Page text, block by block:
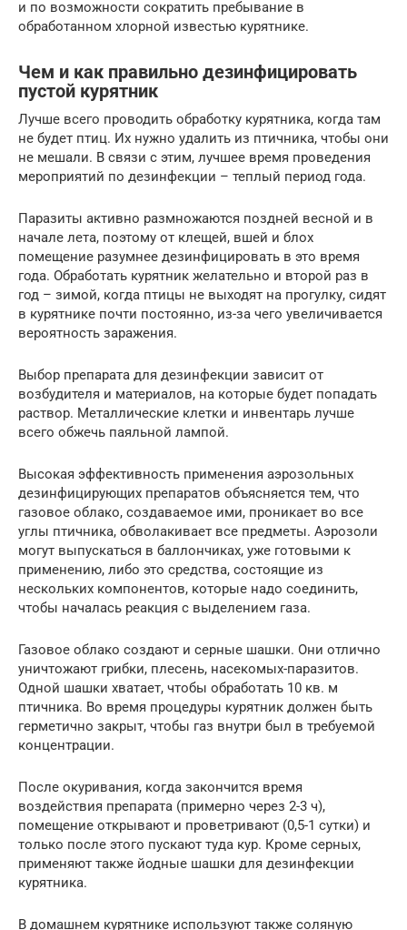
и по возможности сократить пребывание в
обработанном хлорной известью курятнике.
Чем и как правильно дезинфицировать
пустой курятник
Лучше всего проводить обработку курятника, когда там
не будет птиц. Их нужно удалить из птичника, чтобы они
не мешали. В связи с этим, лучшее время проведения
мероприятий по дезинфекции – теплый период года.
Паразиты активно размножаются поздней весной и в
начале лета, поэтому от клещей, вшей и блох
помещение разумнее дезинфицировать в это время
года. Обработать курятник желательно и второй раз в
год – зимой, когда птицы не выходят на прогулку, сидят
в курятнике почти постоянно, из-за чего увеличивается
вероятность заражения.
Выбор препарата для дезинфекции зависит от
возбудителя и материалов, на которые будет попадать
раствор. Металлические клетки и инвентарь лучше
всего обжечь паяльной лампой.
Высокая эффективность применения аэрозольных
дезинфицирующих препаратов объясняется тем, что
газовое облако, создаваемое ими, проникает во все
углы птичника, обволакивает все предметы. Аэрозоли
могут выпускаться в баллончиках, уже готовыми к
применению, либо это средства, состоящие из
нескольких компонентов, которые надо соединить,
чтобы началась реакция с выделением газа.
Газовое облако создают и серные шашки. Они отлично
уничтожают грибки, плесень, насекомых-паразитов.
Одной шашки хватает, чтобы обработать 10 кв. м
птичника. Во время процедуры курятник должен быть
герметично закрыт, чтобы газ внутри был в требуемой
концентрации.
После окуривания, когда закончится время
воздействия препарата (примерно через 2-3 ч),
помещение открывают и проветривают (0,5-1 сутки) и
только после этого пускают туда кур. Кроме серных,
применяют также йодные шашки для дезинфекции
курятника.
В домашнем курятнике используют также соляную